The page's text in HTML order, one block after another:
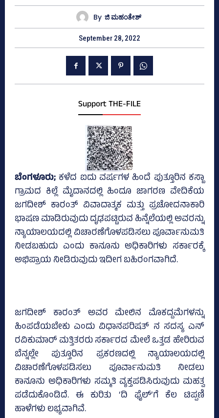
By ಜಿ ಮಹಂತೇಶ್
September 28, 2022
Support THE-FILE
ಬೆಂಗಳೂರು; ಕಳೆದ ಐದು ವರ್ಷಗಳ ಹಿಂದೆ ಪುತ್ತೂರಿನ ಕಸ್ಬಾ
ಗ್ರಾಮದ ಕಿಲ್ಲೆ ಮೈದಾನದಲ್ಲಿ ಹಿಂದೂ ಜಾಗರಣ ವೇದಿಕೆಯ
ಜಗದೀಶ್‌ ಕಾರಂತ್‌ ವಿವಾದಾತ್ಮಕ ಮತ್ತು ಪ್ರಚೋದನಾಕಾರಿ
ಭಾಷಣ ಮಾಡಿರುವುದು ದೃಢಪಟ್ಟಿರುವ ಹಿನ್ನೆಲೆಯಲ್ಲಿ ಅವರನ್ನು
ನ್ಯಾಯಾಲಯದಲ್ಲಿ ವಿಚಾರಣೆಗೊಳಪಡಿಸಲು ಪೂರ್ವಾನುಮತಿ
ನೀಡಬಹುದು ಎಂದು ಕಾನೂನು ಅಧಿಕಾರಿಗಳು ಸರ್ಕಾರಕ್ಕೆ
ಅಭಿಪ್ರಾಯ ನೀಡಿರುವುದು ಇದೀಗ ಬಹಿರಂಗವಾಗಿದೆ.
ಜಗದೀಶ್‌ ಕಾರಂತ್‌ ಅವರ ಮೇಲಿನ ಮೊಕದ್ದಮೆಗಳನ್ನು
ಹಿಂಪಡೆಯಬೇಕು ಎಂದು ವಿಧಾನಪರಿಷತ್‌ ನ ಸದಸ್ಯ ಎನ್‌
ರವಿಕುಮಾರ್‌ ಮತ್ತಿತರರು ಸರ್ಕಾರದ ಮೇಲೆ ಒತ್ತಡ ಹೇರಿರುವ
ಬೆನ್ನಲ್ಲೇ ಪುತ್ತೂರಿನ ಪ್ರಕರಣದಲ್ಲಿ ನ್ಯಾಯಾಲಯದಲ್ಲಿ
ವಿಚಾರಣೆಗೊಳಪಡಿಸಲು ಪೂರ್ವಾನುಮತಿ ನೀಡಲು
ಕಾನೂನು ಅಧಿಕಾರಿಗಳು ಸಮ್ಮತಿ ವ್ಯಕ್ತಪಡಿಸಿರುವುದು ಮಹತ್ವ
ಪಡೆದುಕೊಂಡಿದೆ. ಈ ಕುರಿತು ‘ದಿ ಫೈಲ್‌’ಗೆ ಕೆಲ ಟಿಪ್ಪಣಿ
ಹಾಳೆಗಳು ಲಭ್ಯವಾಗಿವೆ.